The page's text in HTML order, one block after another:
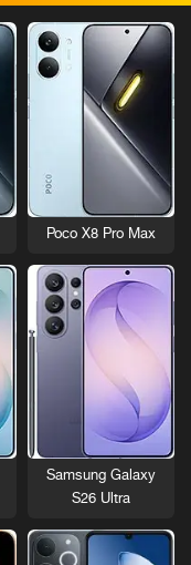
Poco X8 Pro Max
Samsung Galaxy
S26 Ultra